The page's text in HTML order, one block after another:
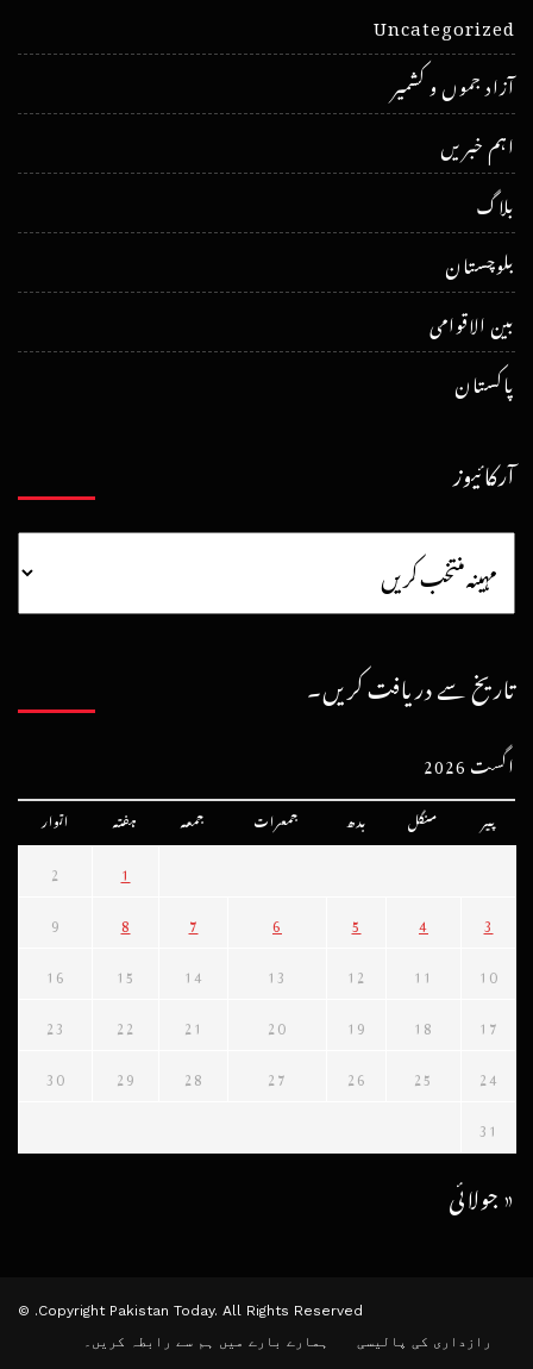
Uncategorized
آزاد جموں و کشمیر
اہم خبریں
بلاگ
بلوچستان
بین الاقوامی
پاکستان
آرکائیوز
تاریخ سے دریافت کریں۔
اگست 2026
پیر منگل بدھ جمعرات جمعہ ہفتہ اتوار
1
2
3
4
5
6
7
8
9
10
11
12
13
14
15
16
17
18
19
20
21
22
23
24
25
26
27
28
29
30
31
« جولائی
Copyright Pakistan Today. All Rights Reserved. ©
رازداری کی پالیسی
ہمارے بارے میں ہم سے رابطہ کریں۔